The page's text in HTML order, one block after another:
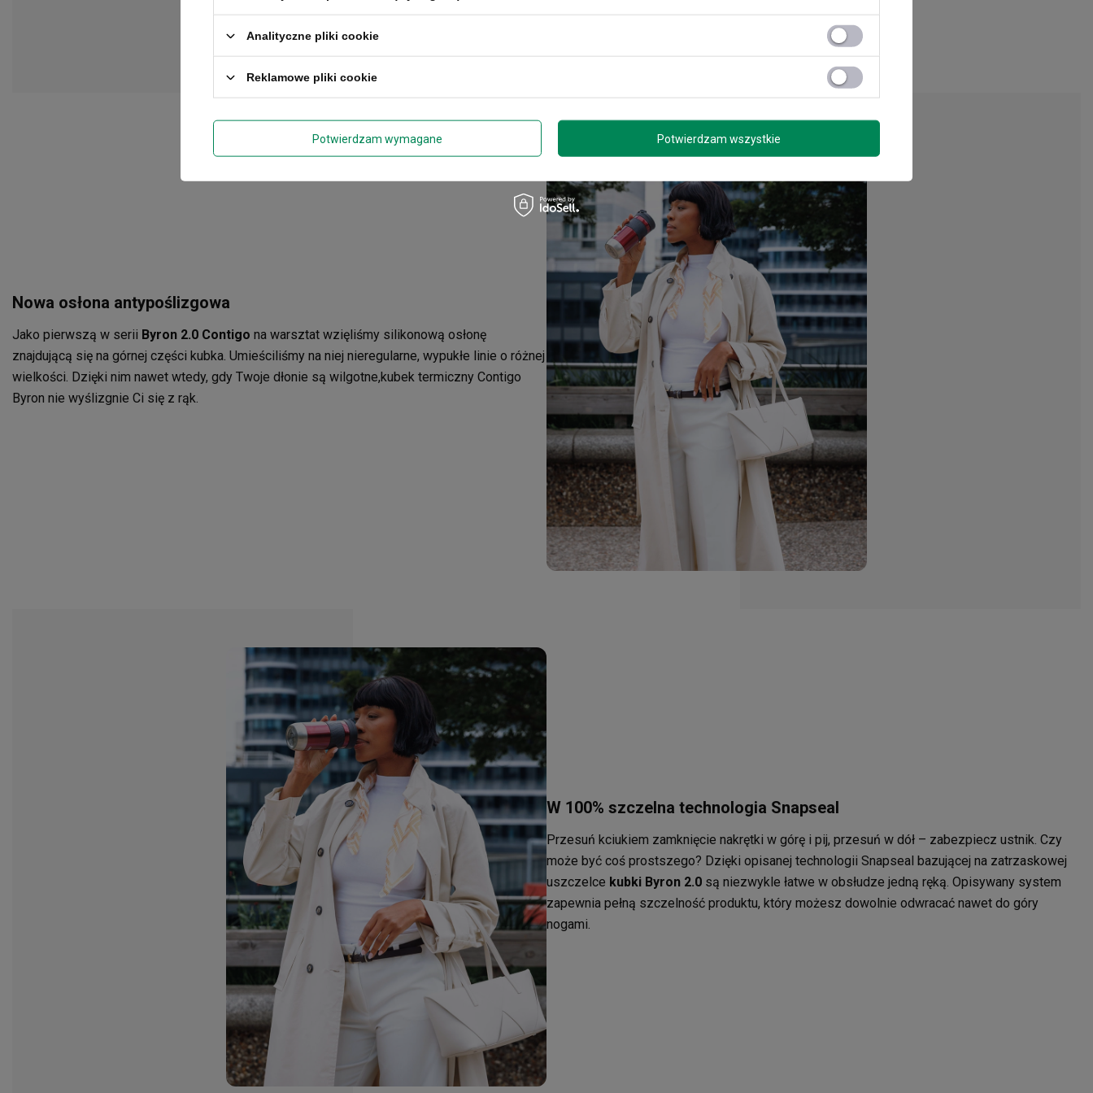
Nowa osłona antypoślizgowa
Jako pierwszą w serii Byron 2.0 Contigo na warsztat wzięliśmy silikonową osłonę
znajdującą się na górnej części kubka. Umieściliśmy na niej nieregularne, wypukłe linie o różnej
wielkości. Dzięki nim nawet wtedy, gdy Twoje dłonie są wilgotne,kubek termiczny Contigo
Byron nie wyślizgnie Ci się z rąk.
W 100% szczelna technologia Snapseal
Przesuń kciukiem zamknięcie nakrętki w górę i pij, przesuń w dół – zabezpiecz ustnik. Czy
może być coś prostszego? Dzięki opisanej technologii Snapseal bazującej na zatrzaskowej
uszczelce kubki Byron 2.0 są niezwykle łatwe w obsłudze jedną ręką. Opisywany system
zapewnia pełną szczelność produktu, który możesz dowolnie odwracać nawet do góry
nogami.
Analityczne pliki cookie
Reklamowe pliki cookie
Potwierdzam wymagane Potwierdzam wszystkie